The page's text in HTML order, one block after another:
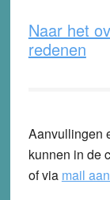
Naar het
redenen
Aanvullingen
kunnen in de
of via mail